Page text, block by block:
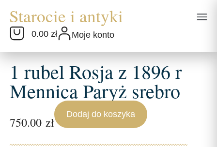
0.00 zł Moje konto
1 rubel Rosja z 1896 r
Mennica Paryż srebro
750.00 zł
Dodaj do koszyka